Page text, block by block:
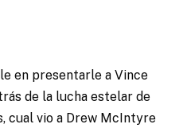
en presentarle a Vince
de la lucha estelar de
cual vio a Drew McIntyre